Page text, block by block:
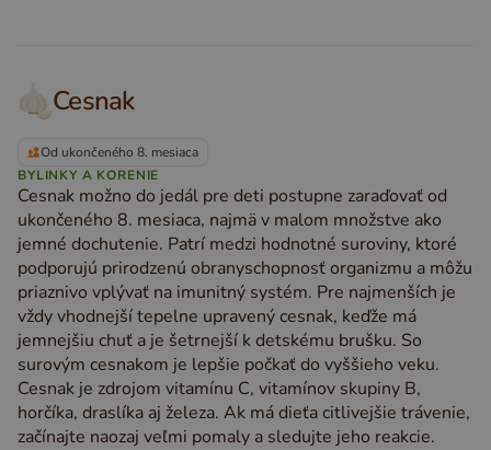
Cesnak
Od ukončeného 8. mesiaca
BYLINKY A KORENIE
Cesnak možno do jedál pre deti postupne zaraďovať od
ukončeného 8. mesiaca, najmä v malom množstve ako
jemné dochutenie. Patrí medzi hodnotné suroviny, ktoré
podporujú prirodzenú obranyschopnosť organizmu a môžu
priaznivo vplývať na imunitný systém. Pre najmenších je
vždy vhodnejší tepelne upravený cesnak, keďže má
jemnejšiu chuť a je šetrnejší k detskému brušku. So
surovým cesnakom je lepšie počkať do vyššieho veku.
Cesnak je zdrojom vitamínu C, vitamínov skupiny B,
horčíka, draslíka aj železa. Ak má dieťa citlivejšie trávenie,
začínajte naozaj veľmi pomaly a sledujte jeho reakcie.